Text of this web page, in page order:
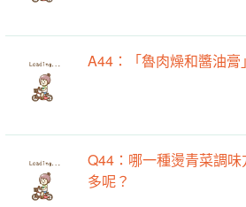
A44：「魯肉燥和醬油
Q44：哪一種燙青菜調
多呢？